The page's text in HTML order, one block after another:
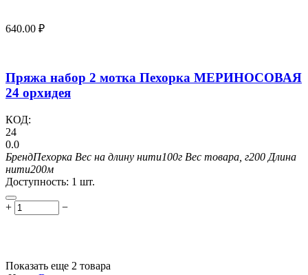
640.00 ₽
Пряжа набор 2 мотка Пехорка МЕРИНОСОВАЯ
24 орхидея
КОД:
24
0.0
БрендПехорка Вес на длину нити100г Вес товара, г200 Длина
нити200м
Доступность: 1 шт.
+ −
Показать еще 2 товара